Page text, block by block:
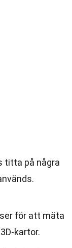
titta på några
för att mäta
kartor.